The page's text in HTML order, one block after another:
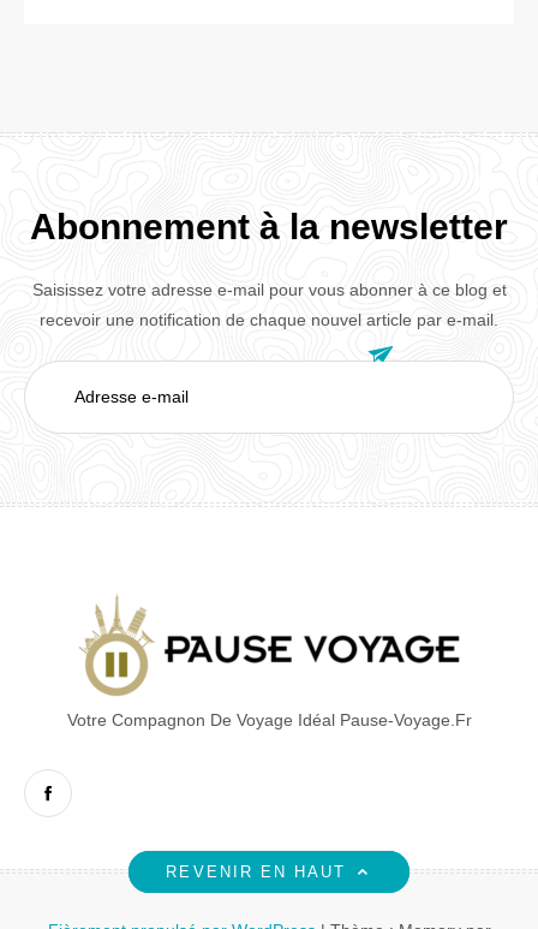
Abonnement à la newsletter
Saisissez votre adresse e-mail pour vous abonner à ce blog et
recevoir une notification de chaque nouvel article par e-mail.
Adresse
e-
mail

Votre Compagnon De Voyage Idéal Pause-Voyage.fr
REVENIR EN HAUT